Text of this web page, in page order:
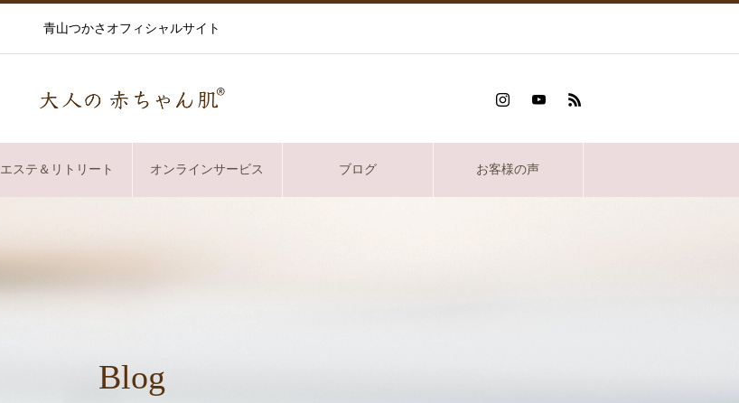
青山つかさオフィシャルサイト
エステ＆リトリート オンラインサービス ブログ お客様の声
Blog